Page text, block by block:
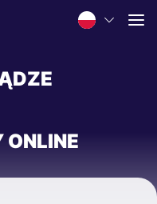
ONLINE